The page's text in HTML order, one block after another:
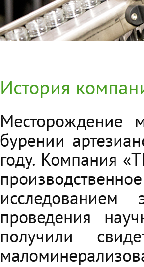
История
Месторождение
бурении
году. Компания
проведения
получили